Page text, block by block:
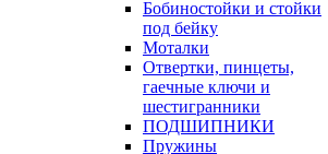
Бобиностойки и стойки
под бейку
Моталки
Отвертки, пинцеты,
гаечные ключи и
шестигранники
ПОДШИПНИКИ
Пружины